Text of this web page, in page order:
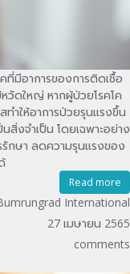
ที่มีอาการของการติดเชื้อ
วัดใหญ่ หากผู้ป่วยโรคโค
ำให้อาการป่วยรุนแรงขึ้น
งจำเป็น โดยเฉพาะอย่าง
รักษา ลดความรุนแรงของ
Read more
International
27 เมษายน 2565
comments